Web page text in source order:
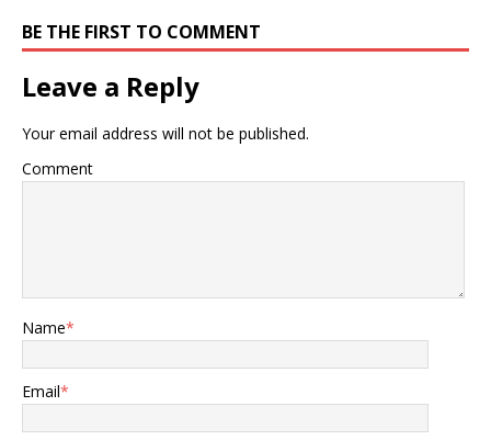
BE THE FIRST TO COMMENT
Leave a Reply
Your email address will not be published.
Comment
Name*
Email*